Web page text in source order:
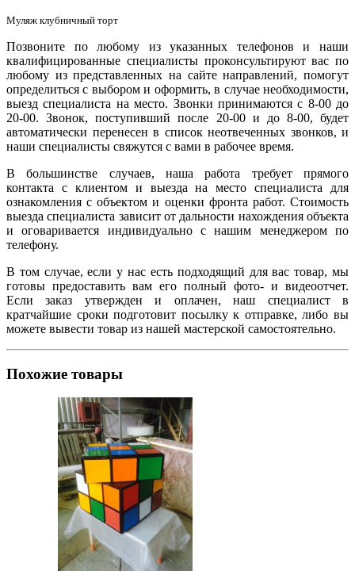
Муляж клубничный торт
Позвоните по любому из указанных телефонов и наши
квалифицированные специалисты проконсультируют вас по
любому из представленных на сайте направлений, помогут
определиться с выбором и оформить, в случае необходимости,
выезд специалиста на место. Звонки принимаются с 8-00 до
20-00. Звонок, поступивший после 20-00 и до 8-00, будет
автоматически перенесен в список неотвеченных звонков, и
наши специалисты свяжутся с вами в рабочее время.
В большинстве случаев, наша работа требует прямого
контакта с клиентом и выезда на место специалиста для
ознакомления с объектом и оценки фронта работ. Стоимость
выезда специалиста зависит от дальности нахождения объекта
и оговаривается индивидуально с нашим менеджером по
телефону.
В том случае, если у нас есть подходящий для вас товар, мы
готовы предоставить вам его полный фото- и видеоотчет.
Если заказ утвержден и оплачен, наш специалист в
кратчайшие сроки подготовит посылку к отправке, либо вы
можете вывести товар из нашей мастерской самостоятельно.
Похожие товары